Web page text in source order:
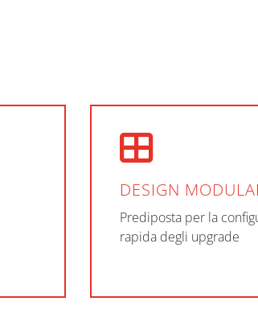
DESIGN
Prediposta per la
rapida degli upgrade